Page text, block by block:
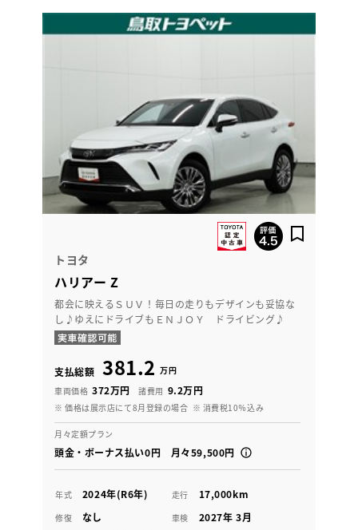
トヨタ
ハリアー Z
都会に映えるＳＵＶ！毎日の走りもデザインも妥協な
し♪ゆえにドライブもＥＮＪＯＹ ドライビング♪
支払総額 381.2 万円
車両価格 372万円 諸費用 9.2万円
※ 価格は展示店にて8月登録の場合 ※ 消費税10％込み
月々定額プラン
頭金・ボーナス払い0円 月々59,500円
年式 2024年(R6年) 走行 17,000km
修復 なし 車検 2027年 3月